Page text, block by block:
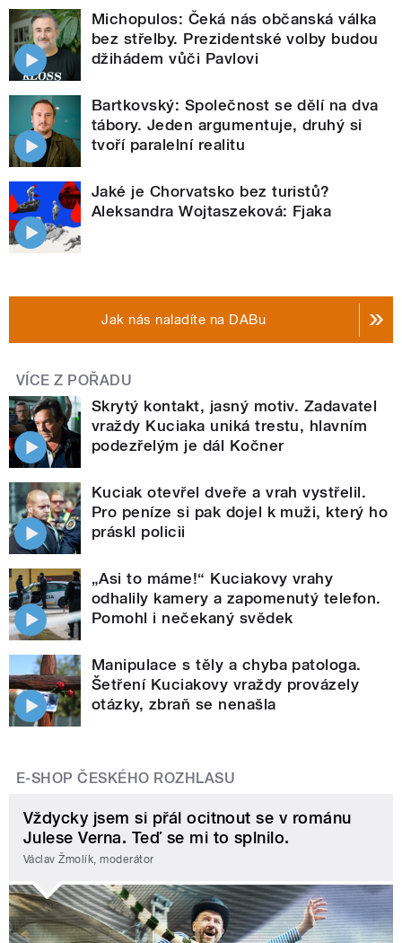
Michopulos: Čeká nás občanská válka
bez střelby. Prezidentské volby budou
džihádem vůči Pavlovi
Bartkovský: Společnost se dělí na dva
tábory. Jeden argumentuje, druhý si
tvoří paralelní realitu
Jaké je Chorvatsko bez turistů?
Aleksandra Wojtaszeková: Fjaka
Jak nás naladíte na DABu
VÍCE Z POŘADU
Skrytý kontakt, jasný motiv. Zadavatel
vraždy Kuciaka uniká trestu, hlavním
podezřelým je dál Kočner
Kuciak otevřel dveře a vrah vystřelil.
Pro peníze si pak dojel k muži, který ho
práskl policii
„Asi to máme!“ Kuciakovy vrahy
odhalily kamery a zapomenutý telefon.
Pomohl i nečekaný svědek
Manipulace s těly a chyba patologa.
Šetření Kuciakovy vraždy provázely
otázky, zbraň se nenašla
E-SHOP ČESKÉHO ROZHLASU
Vždycky jsem si přál ocitnout se v románu
Julese Verna. Teď se mi to splnilo.
Václav Žmolík, moderátor